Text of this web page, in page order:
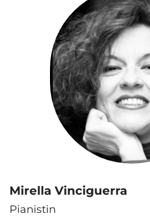
Mirella Vinciguerra
Pianistin